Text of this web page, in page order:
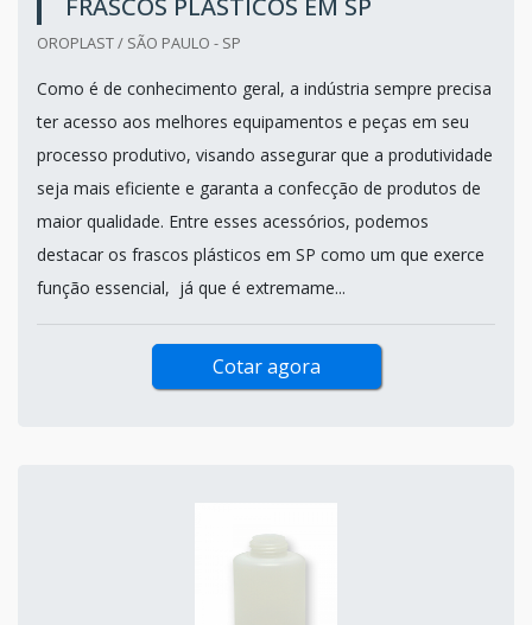
OROPLAST / SÃO PAULO - SP
Como é de conhecimento geral, a indústria sempre precisa
ter acesso aos melhores equipamentos e peças em seu
processo produtivo, visando assegurar que a produtividade
seja mais eficiente e garanta a confecção de produtos de
maior qualidade. Entre esses acessórios, podemos
destacar os frascos plásticos em SP como um que exerce
função essencial, já que é extremame...
Cotar agora